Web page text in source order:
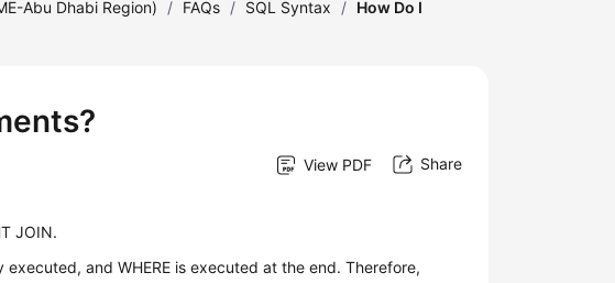
Abu Dhabi Region) / FAQs / SQL Syntax / How Do I
View PDF Share
JOIN.
and WHERE is executed at the end. Therefore,